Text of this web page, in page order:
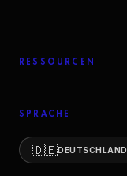
RESSOURCEN
SPRACHE
🇩🇪DEUTSCHLAND